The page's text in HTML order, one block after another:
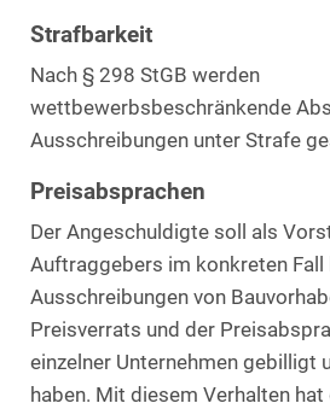
Strafbarkeit
Nach § 298 StGB werden
wettbewerbsbeschränkende
Ausschreibungen unter Strafe
Preisabsprachen
Der Angeschuldigte soll als
Auftraggebers im konkreten Fall
Ausschreibungen von
Preisverrats und der
einzelner Unternehmen gebilligt
haben. Mit diesem Verhalten